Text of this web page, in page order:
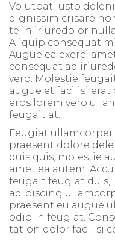
Volutpat iusto
dignissim crisare
te in iriuredolor nulla
Aliquip consequat
Augue ea exerci
consequat ad
vero. Molestie
augue et facilisi
eros lorem vero
feugait at.
Feugiat
praesent dolore
duis quis, molestie
amet ea autem.
feugait feugiat duis,
adipiscing
praesent eu augue
odio in feugiat.
tation dolor facilisi